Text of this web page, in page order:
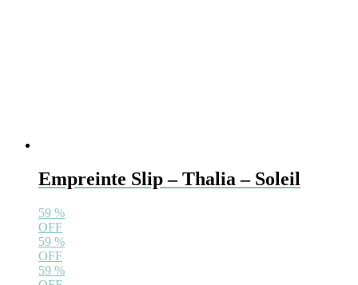
Empreinte Slip – Thalia – Soleil
59 %
OFF
59 %
OFF
59 %